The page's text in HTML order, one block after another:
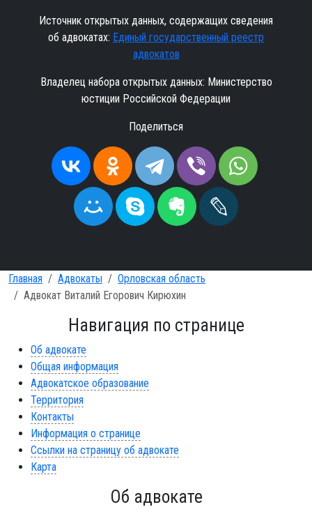
Источник открытых данных, содержащих сведения
об адвокатах: Единый государственный реестр
адвокатов
Владелец набора открытых данных: Министерство
юстиции Российской Федерации
Поделиться
Главная Адвокаты
Орловская область
Адвокат Виталий Егорович Кирюхин
Навигация по странице
Об адвокате
Общая информация
Адвокатское образование
Территория
Контакты
Информация о странице
Ссылки на страницу об адвокате
Карта
Об адвокате